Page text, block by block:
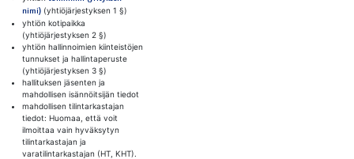
nimi)(yhtiöjärjestyksen 1 §)
yhtiön kotipaikka
(yhtiöjärjestyksen 2 §)
yhtiön hallinnoimien kiinteistöjen
tunnukset ja hallintaperuste
(yhtiöjärjestyksen 3 §)
hallituksen jäsenten ja
mahdollisen isännöitsijän tiedot
mahdollisen tilintarkastajan
tiedot: Huomaa, että voit
ilmoittaa vain hyväksytyn
tilintarkastajan ja
varatilintarkastajan (HT, KHT).